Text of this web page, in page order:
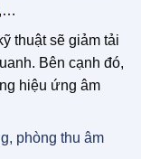
,…
thuật sẽ giảm tải
Bên cạnh đó,
hiệu ứng âm